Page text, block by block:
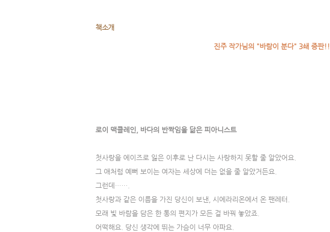
책소개
진주 작가님의 "바람이 분다" 3쇄 증판!!
로이 맥클레인, 바다의 반짝임을 닮은 피아니스트
첫사랑을 에이즈로 잃은 이후로 난 다시는 사랑하지 못할 줄 알았어요.
그 애처럼 예뻐 보이는 여자는 세상에 더는 없을 줄 알았거든요.
그런데…….
첫사랑과 같은 이름을 가진 당신이 보낸, 시에라리온에서 온 팬레터.
모래 빛 바람을 담은 한 통의 편지가 모든 걸 바꿔 놓았죠.
어떡해요. 당신 생각에 뛰는 가슴이 너무 아파요.